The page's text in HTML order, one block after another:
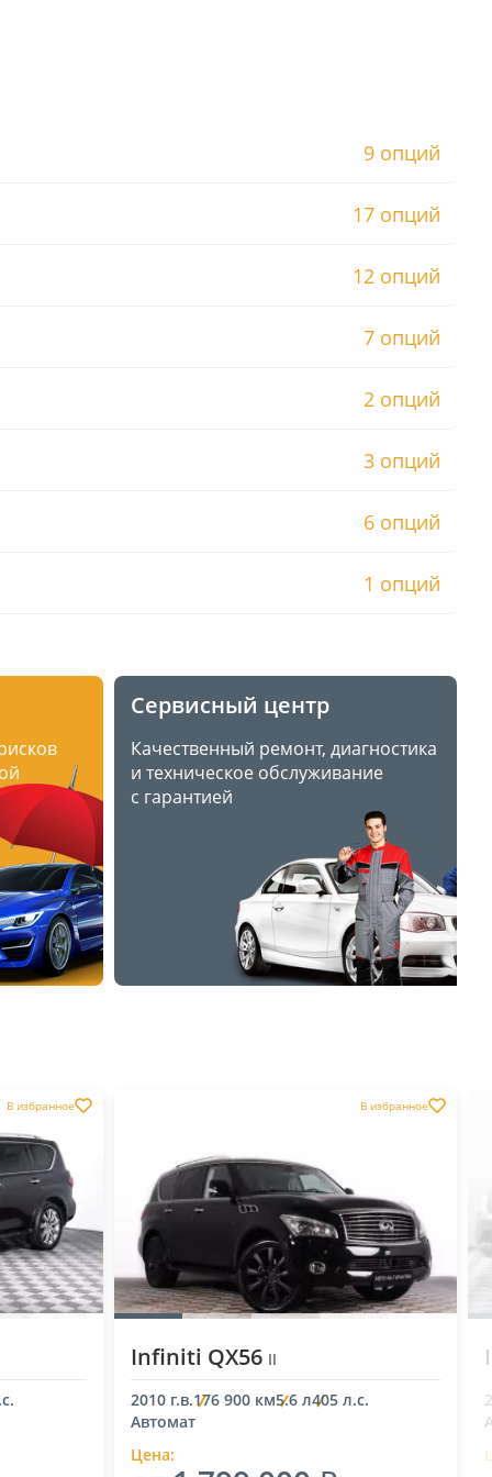
9 опций
17 опций
12 опций
7 опций
2 опций
3 опций
6 опций
1 опций
Сервисный центр
Качественный ремонт, диагностика
и техническое обслуживание
с гарантией
В избранное В избранное
Infiniti QX56 II
2010 г.в.176 900 км5.6 л405 л.с.
Автомат
Цена: